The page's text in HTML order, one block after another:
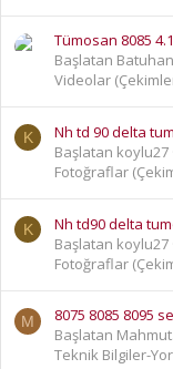
Tümosan 8085
Başlatan
Videolar
K
Nh td 90 delta
Başlatan koylu27
Fotoğraflar
K
Nh td90 delta
Başlatan koylu27
Fotoğraflar
M
8075 8085 8095
Başlatan
Teknik Bilgiler-